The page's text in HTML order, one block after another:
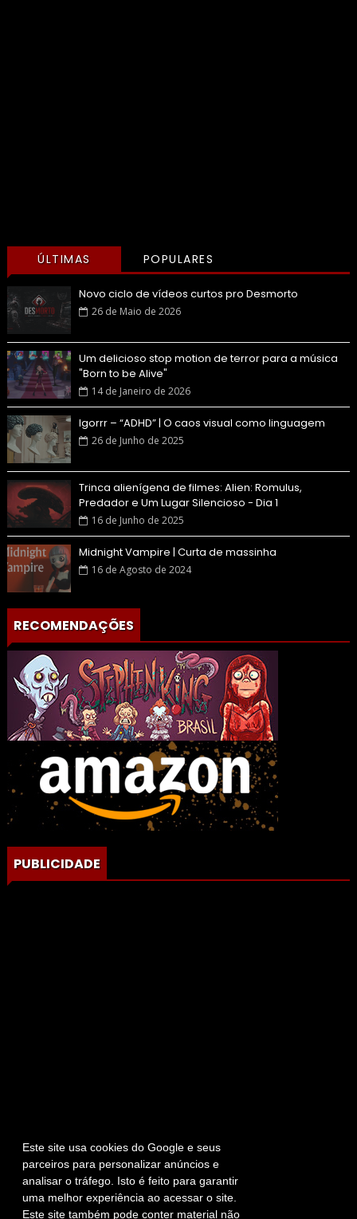
Este site usa cookies do Google e seus
parceiros para personalizar anúncios e
analisar o tráfego. Isto é feito para garantir
uma melhor experiência ao acessar o site.
Este site também pode conter material não
ÚLTIMAS POPULARES
Novo ciclo de vídeos curtos pro Desmorto
26 de Maio de 2026
Um delicioso stop motion de terror para a música
"Born to be Alive"
14 de Janeiro de 2026
Igorrr – “ADHD” | O caos visual como linguagem
26 de Junho de 2025
Trinca alienígena de filmes: Alien: Romulus,
Predador e Um Lugar Silencioso - Dia 1
16 de Junho de 2025
Midnight Vampire | Curta de massinha
16 de Agosto de 2024
RECOMENDAÇÕES
PUBLICIDADE